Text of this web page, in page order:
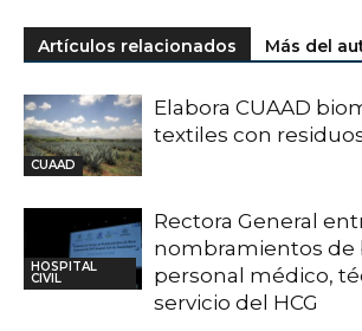
Artículos relacionados Más del
CUAAD
Elabora CUAAD
textiles con
HOSPITAL
CIVIL
Rectora General
nombramientos de
personal médico,
servicio del HCG